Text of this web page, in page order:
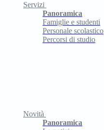
Servizi
Panoramica
Famiglie e studenti
Personale scolastico
Percorsi di studio
Novità
Panoramica